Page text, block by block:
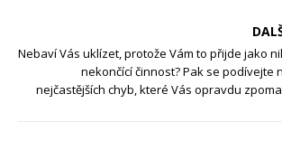
Nebaví Vás uklízet, protože Vám to přijde jako
nekončící činnost? Pak se podívejte
nejčastějších chyb, které Vás opravdu